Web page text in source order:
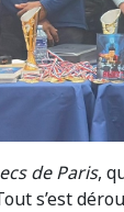
de Paris,
s’est